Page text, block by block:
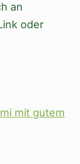
an
oder
mit gutem